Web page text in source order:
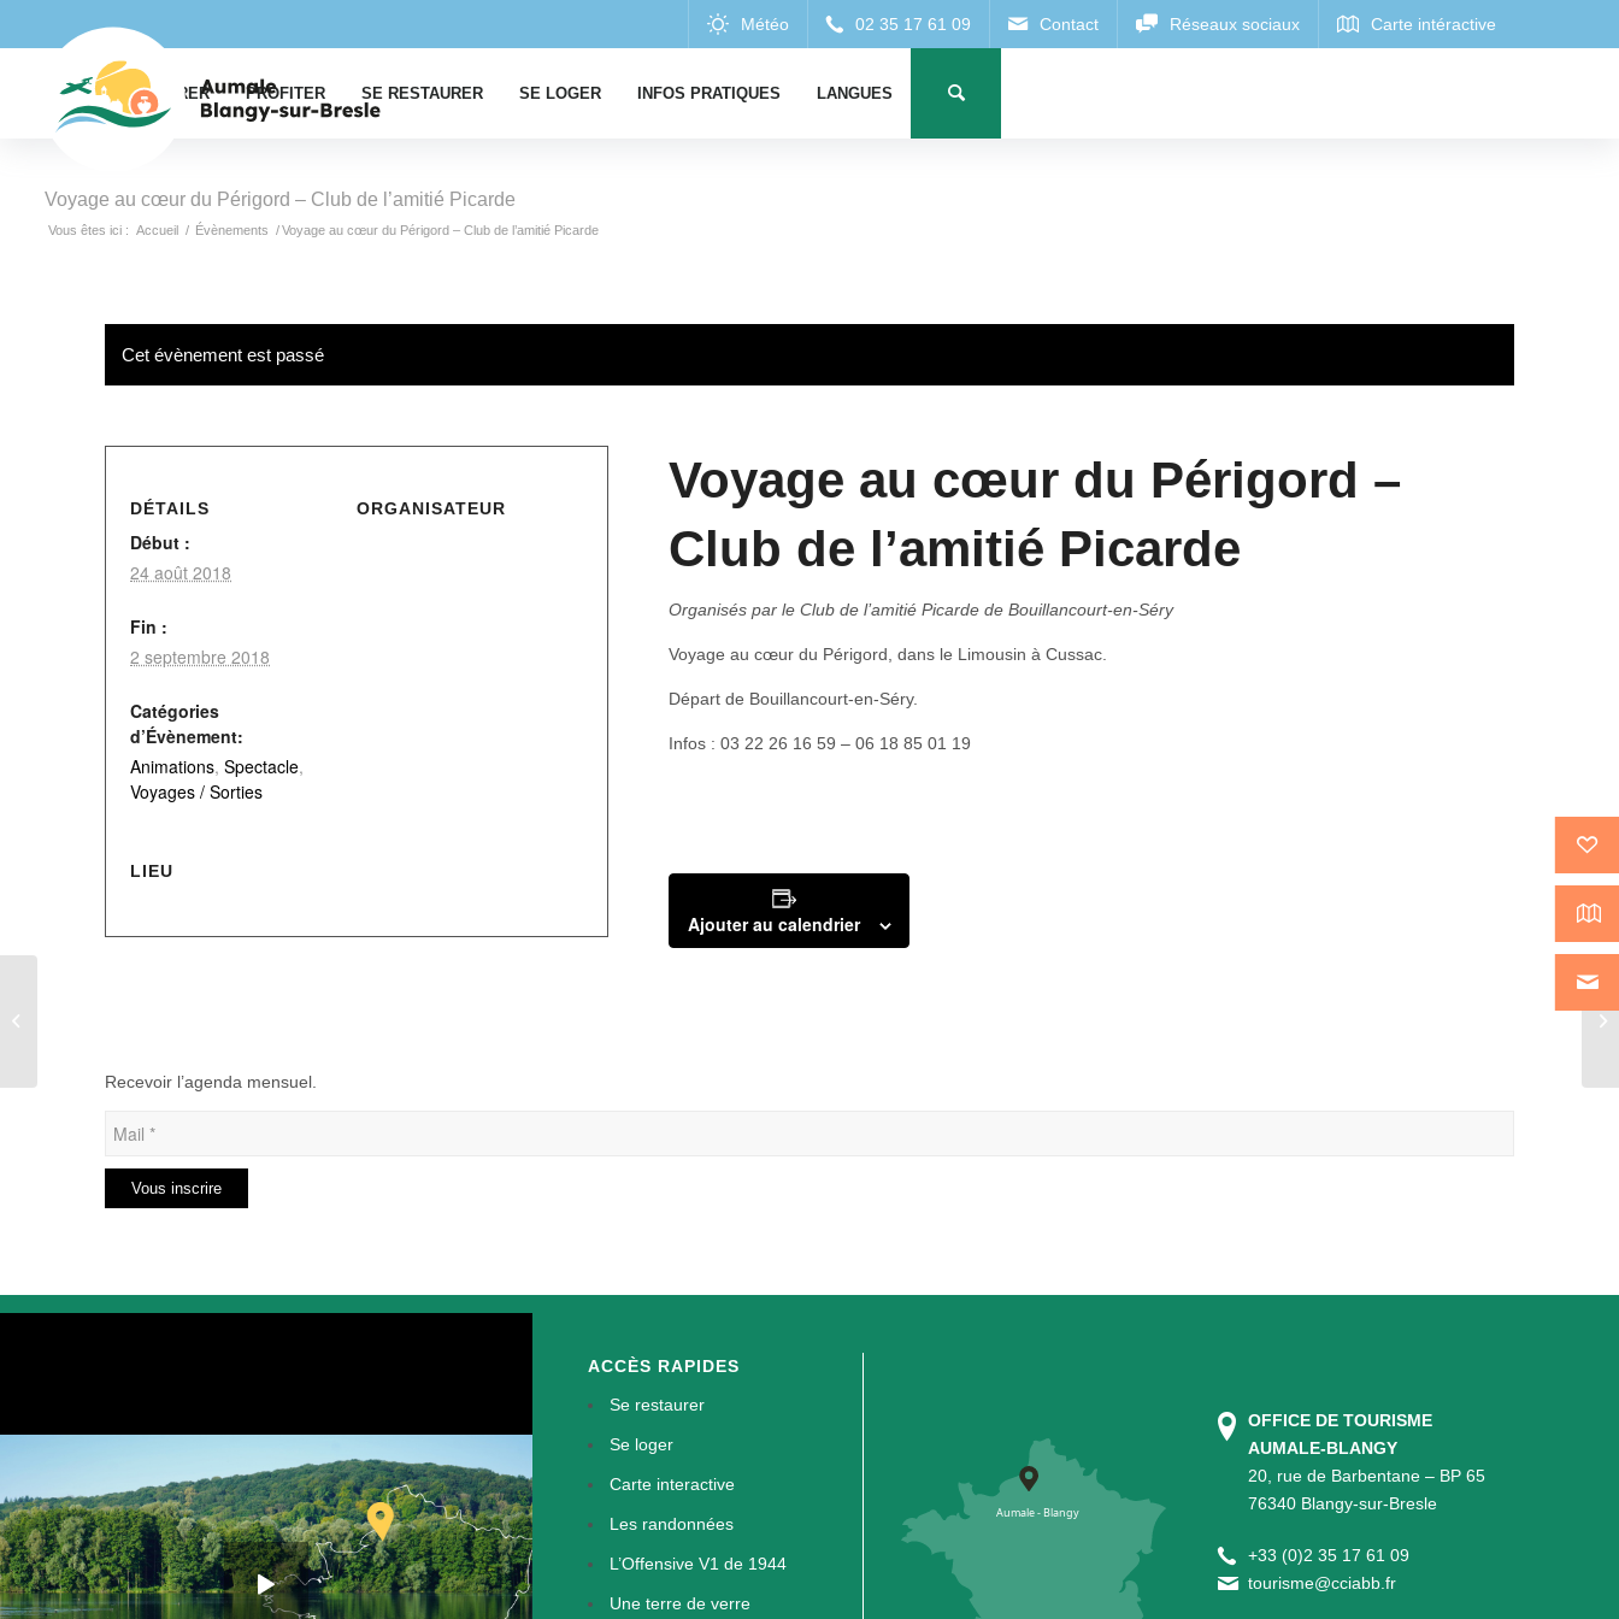
EXPLORER PROFITER SE RESTAURER SE LOGER INFOS PRATIQUES LANGUES
Voyage au cœur du Périgord – Club de l’amitié Picarde
Vous êtes ici : Accueil / Évènements /Voyage au cœur du Périgord – Club de l’amitié Picarde
Cet évènement est passé
Voyage au cœur du Périgord –
Club de l’amitié Picarde
Organisés par le Club de l’amitié Picarde de Bouillancourt-en-Séry
Voyage au cœur du Périgord, dans le Limousin à Cussac.
Départ de Bouillancourt-en-Séry.
Infos : 03 22 26 16 59 – 06 18 85 01 19
Ajouter au calendrier
DÉTAILS
Début :
24 août 2018
Fin :
2 septembre 2018
Catégories
d’Évènement:
Animations, Spectacle,
Voyages / Sorties
ORGANISATEUR
LIEU
Recevoir l’agenda mensuel.
ACCÈS RAPIDES
Se restaurer
Se loger
Carte interactive
Les randonnées
L’Offensive V1 de 1944
Une terre de verre
OFFICE DE TOURISME
AUMALE-BLANGY
20, rue de Barbentane – BP 65
76340 Blangy-sur-Bresle
+33 (0)2 35 17 61 09
tourisme@cciabb.fr